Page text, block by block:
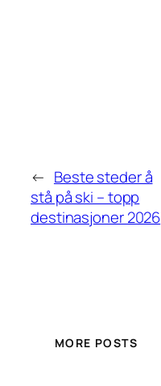
← Beste steder å
stå på ski – topp
destinasjoner 2026
MORE POSTS